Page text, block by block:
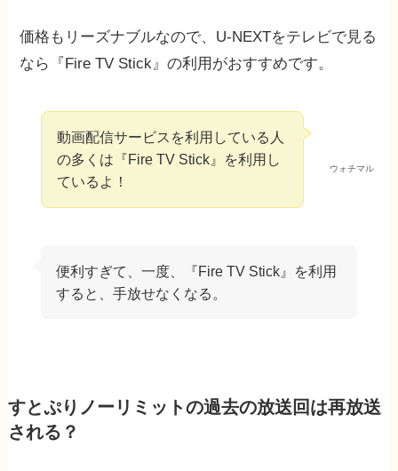
価格もリーズナブルなので、U-NEXTをテレビで見る
なら『Fire TV Stick』の利用がおすすめです。
ウォチマル
動画配信サービスを利用している人
の多くは『Fire TV Stick』を利用し
ているよ！
便利すぎて、一度、『Fire TV Stick』を利用
すると、手放せなくなる。
すとぷりノーリミットの過去の放送回は再放送
される？